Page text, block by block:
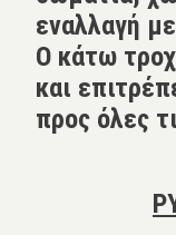
εναλλαγή
Ο κάτω
και
προς όλες